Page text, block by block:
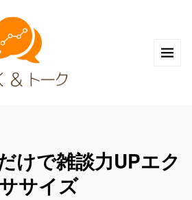
けで雑談力UPエク
ササイズ